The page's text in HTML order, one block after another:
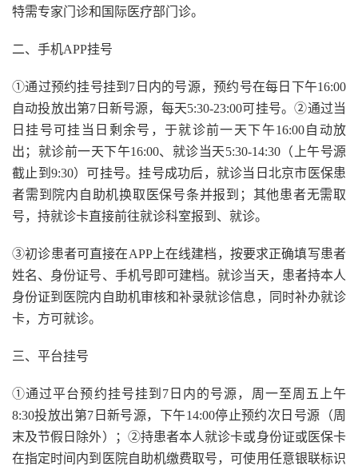
特需专家门诊和国际医疗部门诊。
二、手机APP挂号
①通过预约挂号挂到7日内的号源，预约号在每日下午16:00
自动投放出第7日新号源，每天5:30-23:00可挂号。②通过当
日挂号可挂当日剩余号，于就诊前一天下午16:00自动放
出；就诊前一天下午16:00、就诊当天5:30-14:30（上午号源
截止到9:30）可挂号。挂号成功后，就诊当日北京市医保患
者需到院内自助机换取医保号条并报到；其他患者无需取
号，持就诊卡直接前往就诊科室报到、就诊。
③初诊患者可直接在APP上在线建档，按要求正确填写患者
姓名、身份证号、手机号即可建档。就诊当天，患者持本人
身份证到医院内自助机审核和补录就诊信息，同时补办就诊
卡，方可就诊。
三、平台挂号
①通过平台预约挂号挂到7日内的号源，周一至周五上午
8:30投放出第7日新号源，下午14:00停止预约次日号源（周
末及节假日除外）；②持患者本人就诊卡或身份证或医保卡
在指定时间内到医院自助机缴费取号，可使用任意银联标识